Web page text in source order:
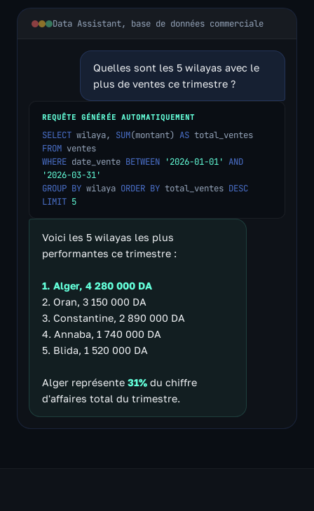
Data Assistant, base de données commerciale
Quelles sont les 5 wilayas avec le
plus de ventes ce trimestre ?
REQUÊTE GÉNÉRÉE AUTOMATIQUEMENT
SELECT wilaya, SUM(montant) AS total_ventes
FROM ventes
WHERE date_vente BETWEEN '2026-01-01' AND
'2026-03-31'
GROUP BY wilaya ORDER BY total_ventes DESC
LIMIT 5
Voici les 5 wilayas les plus
performantes ce trimestre :
1. Alger, 4 280 000 DA
2. Oran, 3 150 000 DA
3. Constantine, 2 890 000 DA
4. Annaba, 1 740 000 DA
5. Blida, 1 520 000 DA
Alger représente 31% du chiffre
d'affaires total du trimestre.